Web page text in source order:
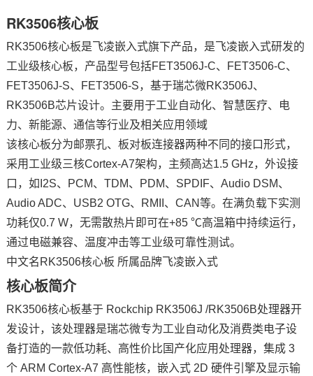
方案定制
关于飞凌
天猫商城
淘宝商城
新闻中心
态 讯
RK3506核心板
RK3506核心板是飞凌嵌入式旗下产品，是飞凌嵌入式研发的
工业级核心板，产品型号包括FET3506J-C、FET3506-C、
FET3506J-S、FET3506-S，基于瑞芯微RK3506J、
RK3506B芯片设计。主要用于工业自动化、智慧 医疗、
电
力、新能源、通信等行业及相关应用领域
该核心板分为邮票孔、板对板连接器两种不同的接口形式，
采用工业级三核Cortex-A7架构，主频高达1.5 GHz，外设接
口，如I2S、PCM、TDM、PDM、SPDIF、Audio DSM、
Audio ADC、USB2 OTG、RMII、CAN等。在满负载下实测
功耗仅0.7 W，无需散热片即可在+85 ℃高温箱中持续运行，
通过电磁兼容、温度冲击等工业级可靠性测试。
中文名RK3506核心板 所属品牌飞凌嵌入式
核心板简介
RK3506核心板基于 Rockchip RK3506J /RK3506B处理器开
发设计，该处理器是瑞芯微专为工业自动化及消费类电子设
备打造的一款低功耗、高性价比国产化应用处理器，集成 3
个 ARM Cortex-A7 高性能核，嵌入式 2D 硬件引擎及显示输